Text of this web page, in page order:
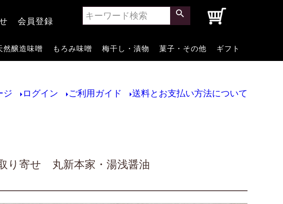
会員登録
然醸造味噌 もろみ味噌 梅干し・漬物 菓子・その他 ギフト
ジ ログイン ご利用ガイド 送料とお支払い方法について
り寄せ 丸新本家・湯浅醤油